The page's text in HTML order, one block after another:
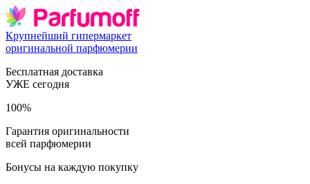
Крупнейший гипермаркет
оригинальной парфюмерии
Бесплатная доставка
УЖЕ сегодня
100%
Гарантия оригинальности
всей парфюмерии
Бонусы на каждую покупку